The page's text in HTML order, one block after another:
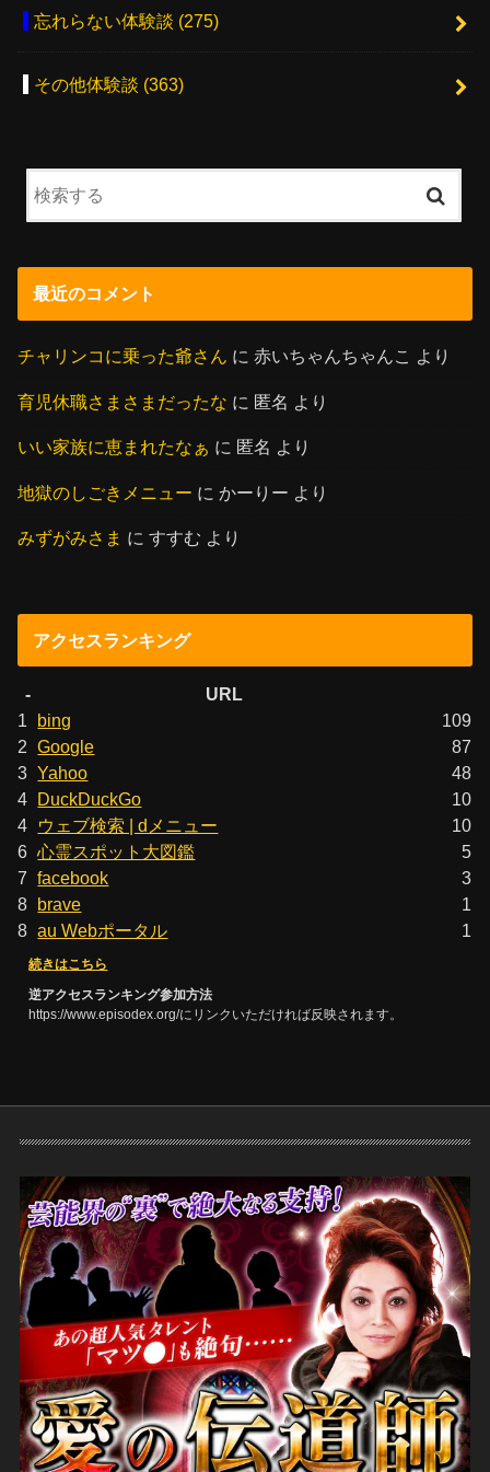
忘れらない体験談 (275)
その他体験談 (363)
最近のコメント
チャリンコに乗った爺さん に赤いちゃんちゃんこ より
育児休職さまさまだったな に 匿名 より
いい家族に恵まれたなぁ に 匿名 より
地獄のしごきメニュー にかーりー より
みずがみさま にすすむ より
アクセスランキング
-
URL
1
bing
109
2 Google
87
3 Yahoo
48
4 DuckDuckGo
10
4
ウェブ検索 | dメニュー
10
6 心霊スポット大図鑑
5
7 facebook
3
8 brave
1
8 au Webポータル 1
続きはこちら
逆アクセスランキング参加方法
https://www.episodex.org/にリンクいただければ反映されます。